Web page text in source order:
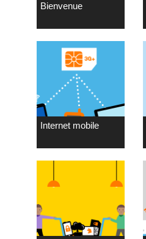
Bienvenue
Internet mobile